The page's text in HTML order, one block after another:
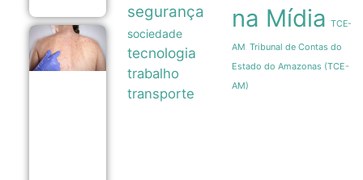
Anamt
recomenda
companhias
facilitem
vacinação
segurança
sociedade
tecnologia
trabalho
transporte
na Mídia TCE-
AM Tribunal de Contas do
Estado do Amazonas (TCE-
AM)